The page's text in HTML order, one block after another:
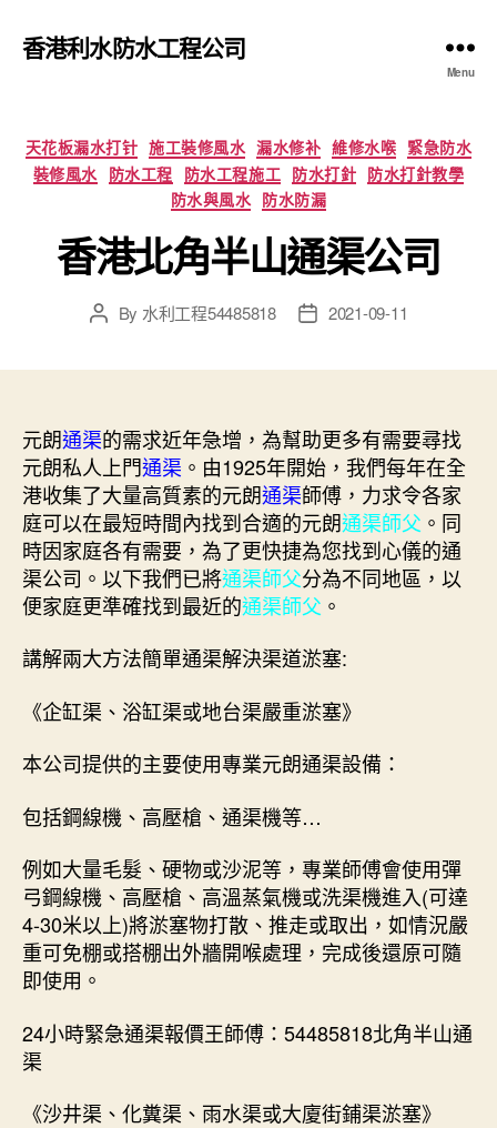
香港利水防水工程公司
Menu
Categories
天花板漏水打针 施工裝修風水 漏水修补 維修水喉 緊急防水
裝修風水 防水工程 防水工程施工 防水打針 防水打針教學
防水與風水 防水防漏
香港北角半山通渠公司
PostBy 水利工程54485818
Post2021-09-11
元朗通渠的需求近年急增，為幫助更多有需要尋找
元朗私人上門通渠 。由1925年開始，我們每年在全
港收集了大量高質素的元朗通渠師傅，力求令各家
庭可以在最短時間內找到合適的元朗通渠師父 。同
時因家庭各有需要，為了更快捷為您找到心儀的通
渠公司。以下我們已將通渠師父分為不同地區，以
便家庭更準確找到最近的通渠師父 。
講解兩大方法簡單通渠解決渠道淤塞:
《企缸渠、浴缸渠或地台渠嚴重淤塞》
本公司提供的主要使用專業元朗通渠設備：
包括鋼線機、高壓槍、通渠機等…
例如大量毛髮、硬物或沙泥等，專業師傅會使用彈
弓鋼線機、高壓槍、高溫蒸氣機或洗渠機進入(可達
4-30米以上)將淤塞物打散、推走或取出，如情況嚴
重可免棚或搭棚出外牆開喉處理，完成後還原可隨
即使用。
24小時緊急通渠報價王師傅：54485818北角半山通
渠
《沙井渠、化糞渠、雨水渠或大廈街鋪渠淤塞》